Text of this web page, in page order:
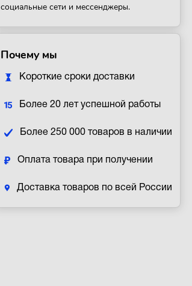
социальные сети и мессенджеры.
Почему мы
Короткие сроки доставки
Более 20 лет успешной работы
Более 250 000 товаров в наличии
Оплата товара при получении
Доставка товаров по всей России